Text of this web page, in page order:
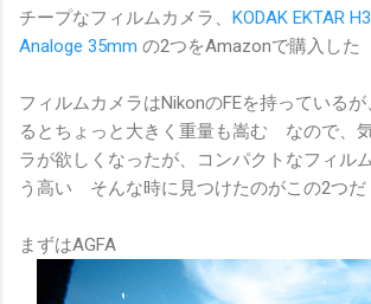
チープなフィルムカメラ、 KODAK EKTAR
Analoge 35mm の2つをAmazonで購入した
フィルムカメラはNikonのFEを持っている
るとちょっと大きく重量も嵩む なので、
ラが欲しくなったが、コンパクトなフィル
う高い そんな時に見つけたのがこの2つだ
まずはAGFA